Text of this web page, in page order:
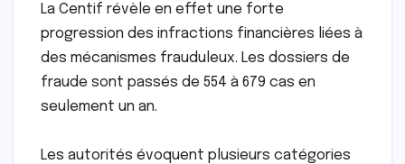
La Centif révèle en effet une forte
progression des infractions financières liées à
des mécanismes frauduleux. Les dossiers de
fraude sont passés de 554 à 679 cas en
seulement un an.
Les autorités évoquent plusieurs catégories